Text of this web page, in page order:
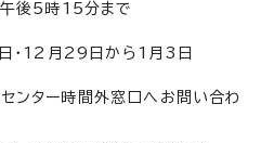
後5時15分まで
日・12月29日から1月3日
ンター時間外窓口へお問い合わ